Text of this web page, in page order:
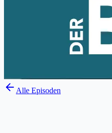
Alle Episoden